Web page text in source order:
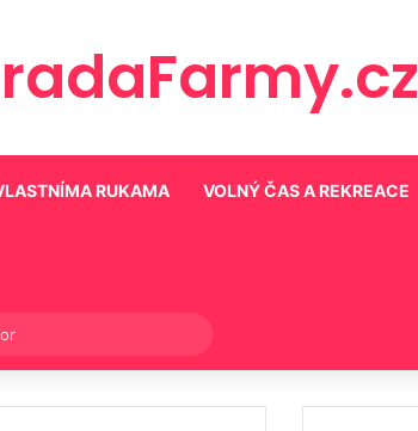
RUKAMA VOLNÝ ČAS A REKREACE
for